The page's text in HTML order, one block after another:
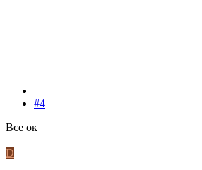
#4
Все ок
D